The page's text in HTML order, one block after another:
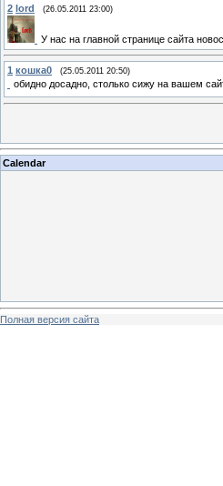
2 lord (26.05.2011 23:00)
У нас на главной странице сайта
1 кошка0 (25.05.2011 20:50)
обидно досадно, столько сижу на вашем
Calendar
Полная версия сайта